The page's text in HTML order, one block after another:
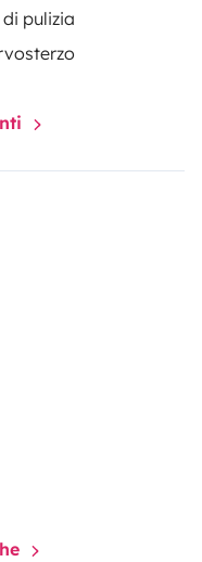
pulizia